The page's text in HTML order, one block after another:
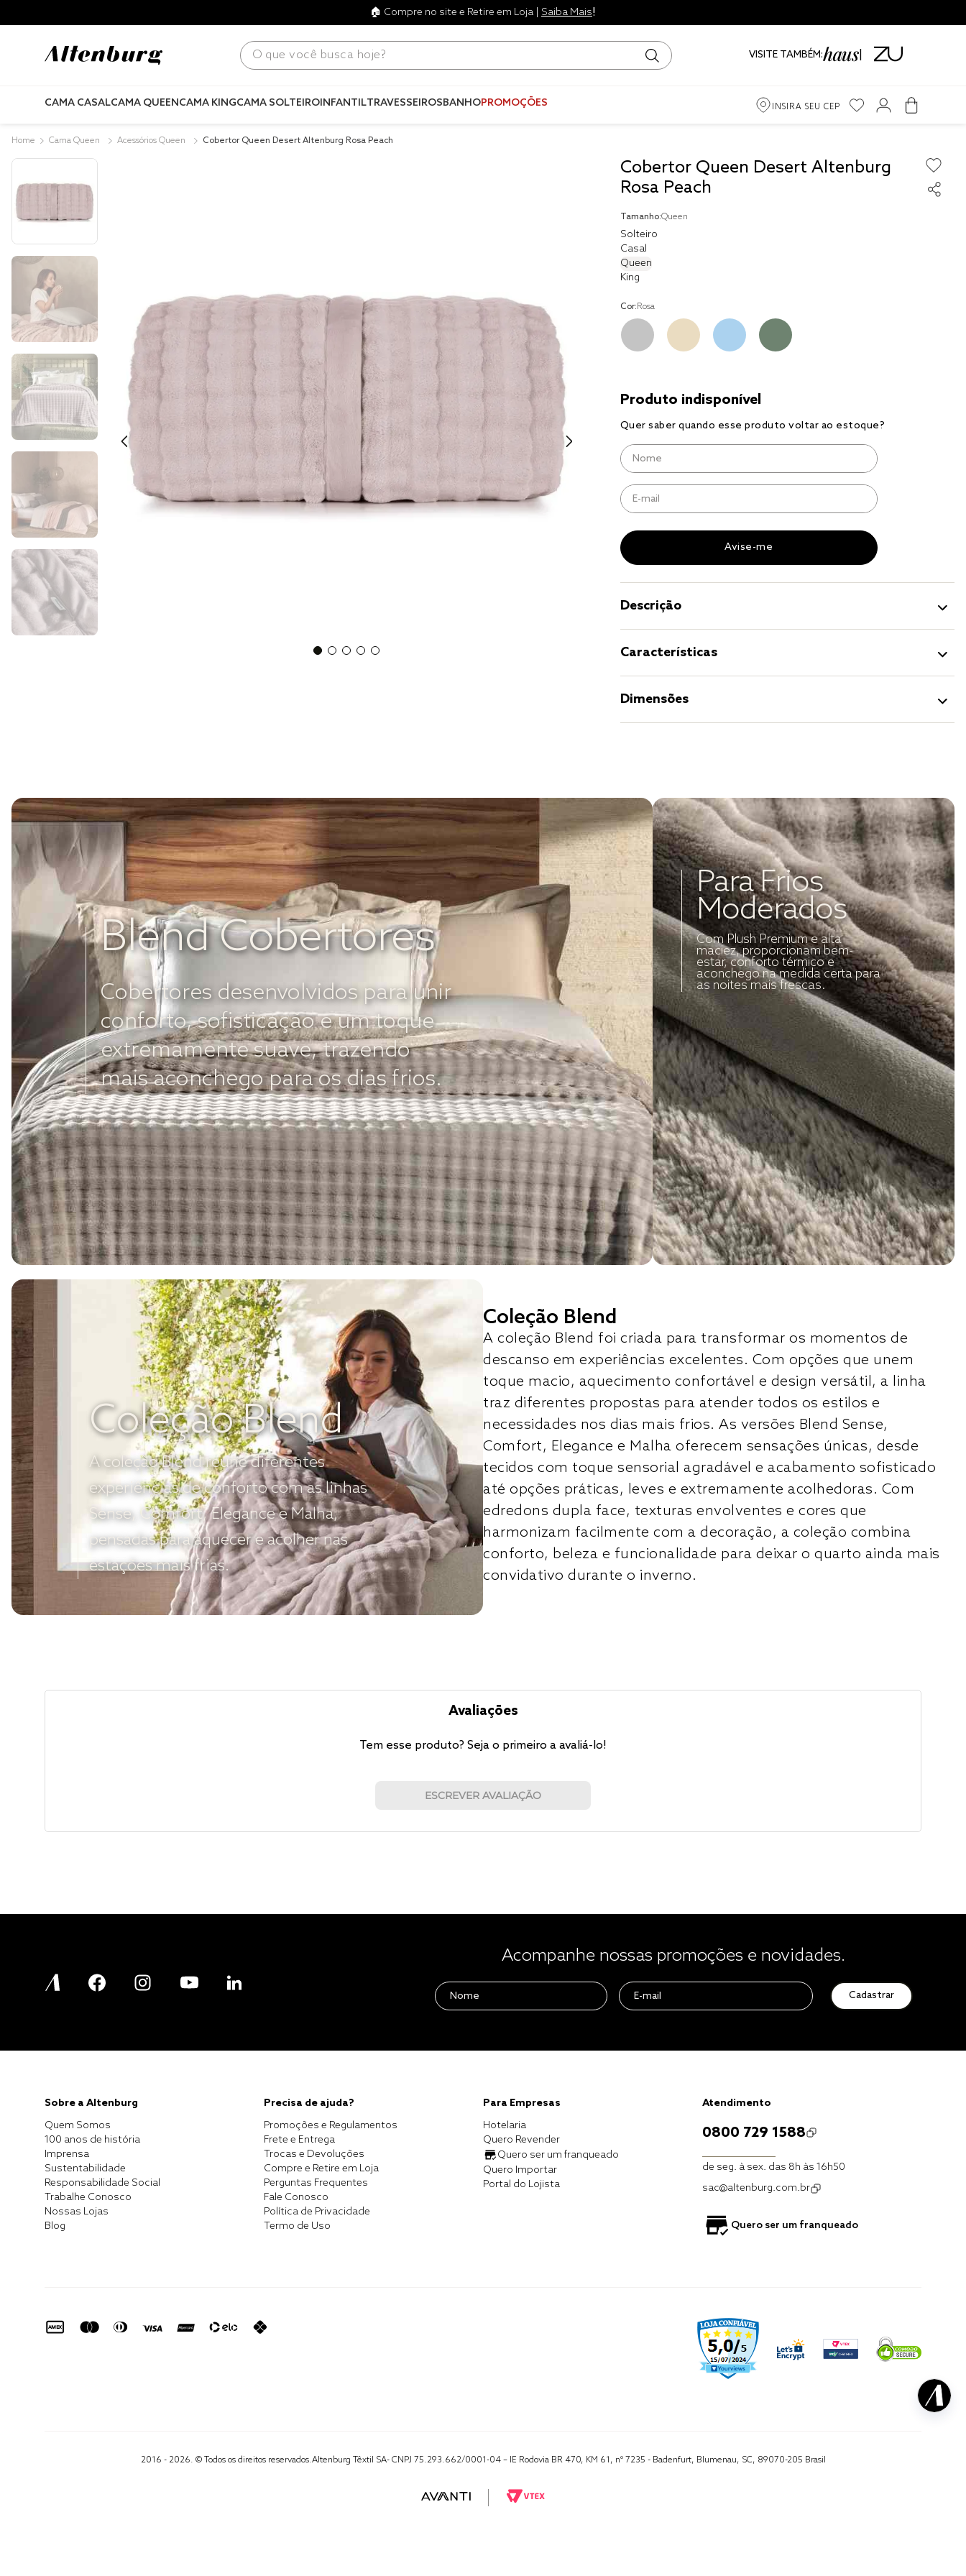
🏠 Compre no site e Retire em Loja | Saiba Mais!
O que você busca hoje?
VISITE TAMBÉM:
CAMA CASALCAMA QUEENCAMA KINGCAMA SOLTEIROINFANTILTRAVESSEIROSBANHOPROMOÇÕES INSIRA SEU CEP
Cama Queen Acessórios Queen Cobertor Queen Desert Altenburg Rosa Peach
Cobertor Queen Desert Altenburg
Rosa Peach
Tamanho:Queen
Solteiro
Casal
Queen
King
Cor:Rosa
Descrição
Características
Dimensões
Blend Cobertores
Cobertores desenvolvidos para unir
conforto, sofisticação e um toque
extremamente suave, trazendo
mais aconchego para os dias frios.
Para Frios
Moderados
Com Plush Premium e alta
maciez, proporcionam bem-
estar, conforto térmico e
aconchego na medida certa para
as noites mais frescas.
Coleção Blend
A coleção Blend reúne diferentes
experiências de conforto com as linhas
Sense, Comfort, Elegance e Malha,
pensadas para aquecer e acolher nas
estações mais frias.
Coleção Blend
A coleção Blend foi criada para transformar os momentos de
descanso em experiências excelentes. Com opções que unem
toque macio, aquecimento confortável e design versátil, a linha
traz diferentes propostas para atender todos os estilos e
necessidades nos dias mais frios. As versões Blend Sense,
Comfort, Elegance e Malha oferecem sensações únicas, desde
tecidos com toque sensorial agradável e acabamento sofisticado
até opções práticas, leves e extremamente acolhedoras. Com
edredons dupla face, texturas envolventes e cores que
harmonizam facilmente com a decoração, a coleção combina
conforto, beleza e funcionalidade para deixar o quarto ainda mais
convidativo durante o inverno.
Avaliações
Tem esse produto? Seja o primeiro a avaliá-lo!
ESCREVER AVALIAÇÃO
Acompanhe nossas promoções e novidades.
Cadastrar
Sobre a Altenburg
Quem Somos
100 anos de história
Imprensa
Sustentabilidade
Responsabilidade Social
Trabalhe Conosco
Nossas Lojas
Blog
Precisa de ajuda?
Promoções e Regulamentos
Frete e Entrega
Trocas e Devoluções
Compre e Retire em Loja
Perguntas Frequentes
Fale Conosco
Política de Privacidade
Termo de Uso
Para Empresas
Hotelaria
Quero Revender
Quero ser um franqueado
Quero Importar
Portal do Lojista
Atendimento
0800 729 1588
de seg. à sex. das 8h às 16h50
sac@altenburg.com.br
Quero ser um franqueado
2016 - 2026. © Todos os direitos reservados.Altenburg Têxtil SA- CNPJ 75.293.662/0001-04 – IE Rodovia BR 470, KM 61, nº 7235 - Badenfurt, Blumenau, SC, 89070-205 Brasil
fronha
travesseiro
tencel
solteiro
cobre leito
cobertor